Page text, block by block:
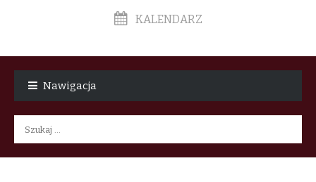
KALENDARZ
Nawigacja
Szukaj: